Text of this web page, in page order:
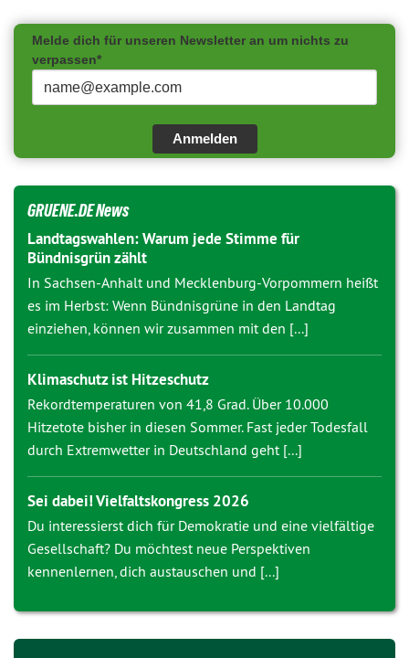
Melde dich für unseren Newsletter an um nichts zu
verpassen*
Anmelden
GRUENE.DE News
Landtagswahlen: Warum jede Stimme für
Bündnisgrün zählt
In Sachsen-Anhalt und Mecklenburg-Vorpommern heißt
es im Herbst: Wenn Bündnisgrüne in den Landtag
einziehen, können wir zusammen mit den [...]
Klimaschutz ist Hitzeschutz
Rekordtemperaturen von 41,8 Grad. Über 10.000
Hitzetote bisher in diesen Sommer. Fast jeder Todesfall
durch Extremwetter in Deutschland geht [...]
Sei dabei! Vielfaltskongress 2026
Du interessierst dich für Demokratie und eine vielfältige
Gesellschaft? Du möchtest neue Perspektiven
kennenlernen, dich austauschen und [...]